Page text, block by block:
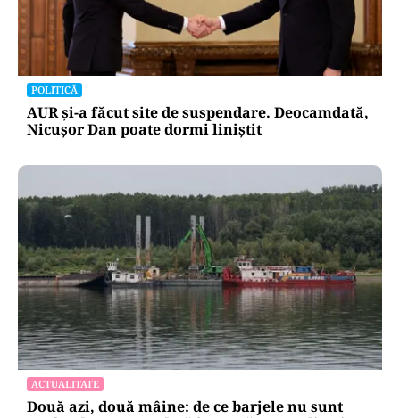
POLITICĂ
AUR și-a făcut site de suspendare. Deocamdată,
Nicușor Dan poate dormi liniștit
ACTUALITATE
Două azi, două mâine: de ce barjele nu sunt